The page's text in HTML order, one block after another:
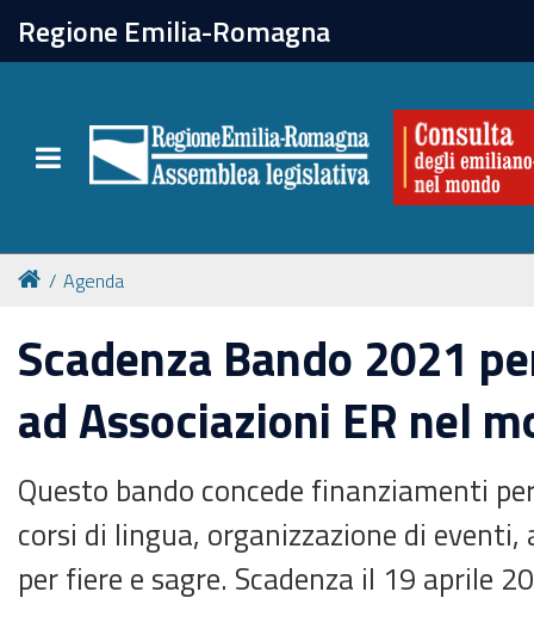
Regione Emilia-Romagna
Toggle navigation
chiudi
Attività
Per chi vive all'estero
Newsletter
Agenda
Scadenza Bando 2021
ad Associazioni ER nel
Questo bando concede finanziamenti
corsi di lingua, organizzazione di
per fiere e sagre. Scadenza il 19 aprile